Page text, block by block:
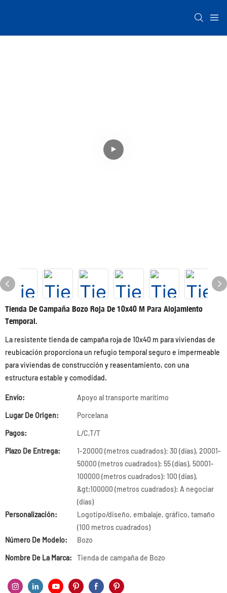
Tienda De Campaña Bozo Roja De 10x40 M Para Alojamiento
Temporal.
La resistente tienda de campaña roja de 10x40 m para viviendas de
reubicación proporciona un refugio temporal seguro e impermeable
para viviendas de construcción y reasentamiento, con una
estructura estable y comodidad.
Envío: Apoyo al transporte marítimo
Lugar De Origen: Porcelana
Pagos: L/C,T/T
Plazo De Entrega:
1-20000 (metros cuadrados): 30 (días), 20001-
50000 (metros cuadrados): 55 (días), 50001-
100000 (metros cuadrados): 100 (días),
&gt;100000 (metros cuadrados): A negociar
(días)
Personalización:
Logotipo/diseño, embalaje, gráfico, tamaño
(100 metros cuadrados)
Número De Modelo:
Bozo
Nombre De La Marca: Tienda de campaña de Bozo